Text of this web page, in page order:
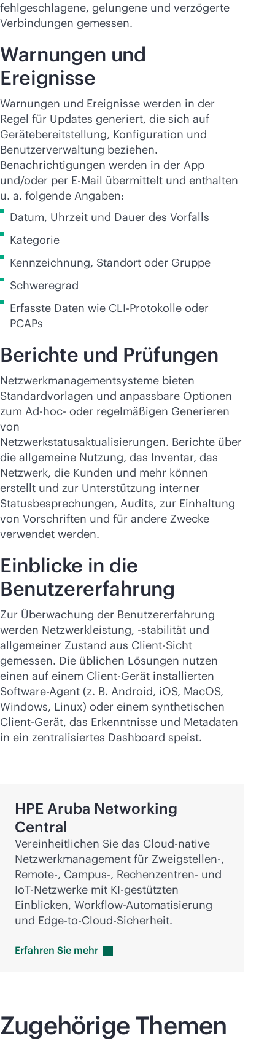
fehlgeschlagene, gelungene und verzögerte
Verbindungen gemessen.
Warnungen und
Ereignisse
Warnungen und Ereignisse werden in der
Regel für Updates generiert, die sich auf
Gerätebereitstellung, Konfiguration und
Benutzerverwaltung beziehen.
Benachrichtigungen werden in der App
und/oder per E-Mail übermittelt und enthalten
u. a. folgende Angaben:
Datum, Uhrzeit und Dauer des Vorfalls
Kategorie
Kennzeichnung, Standort oder Gruppe
Schweregrad
Erfasste Daten wie CLI-Protokolle oder
PCAPs
Berichte und Prüfungen
Netzwerkmanagementsysteme bieten
Standardvorlagen und anpassbare Optionen
zum Ad-hoc- oder regelmäßigen Generieren
von
Netzwerkstatusaktualisierungen. Berichte über
die allgemeine Nutzung, das Inventar, das
Netzwerk, die Kunden und mehr können
erstellt und zur Unterstützung interner
Statusbesprechungen, Audits, zur Einhaltung
von Vorschriften und für andere Zwecke
verwendet werden.
Einblicke in die
Benutzererfahrung
Zur Überwachung der Benutzererfahrung
werden Netzwerkleistung, -stabilität und
allgemeiner Zustand aus Client-Sicht
gemessen. Die üblichen Lösungen nutzen
einen auf einem Client-Gerät installierten
Software-Agent (z. B. Android, iOS, MacOS,
Windows, Linux) oder einem synthetischen
Client-Gerät, das Erkenntnisse und Metadaten
in ein zentralisiertes Dashboard speist.
HPE Aruba Networking
Central
Vereinheitlichen Sie das Cloud-native
Netzwerkmanagement für Zweigstellen-,
Remote-, Campus-, Rechenzentren- und
IoT-Netzwerke mit KI-gestützten
Einblicken, Workflow-Automatisierung
und Edge-to-Cloud-Sicherheit.
Erfahren Sie mehr
Zugehörige Themen